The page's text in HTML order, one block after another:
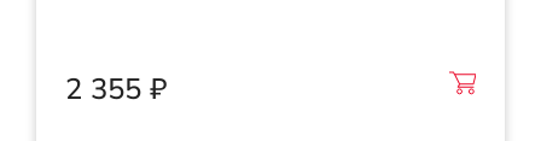
2 355 ₽